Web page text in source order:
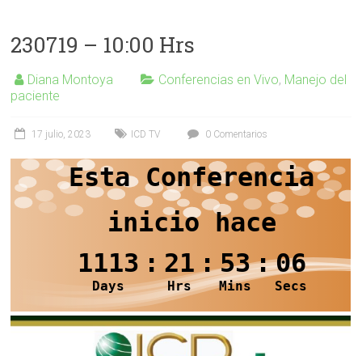
230719 – 10:00 Hrs
Diana Montoya Conferencias en Vivo, Manejo del
paciente
17 julio, 2023 ICD TV 0 Comentarios